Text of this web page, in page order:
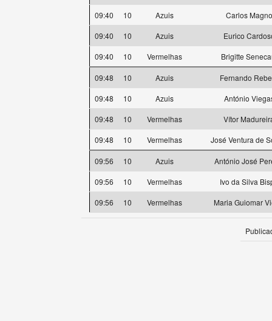
09:40
10 Azuis
Carlos Magno
09:40
10 Azuis
Eurico
09:40
10 Vermelhas Brigitte
09:48 10 Azuis
Fernando
09:48
10 Azuis
António
09:48
10 Vermelhas
Vítor
09:48
10 Vermelhas José Ventura de
09:56 10 Azuis
António José
09:56
10 Vermelhas
Ivo da Silva
09:56
10 Vermelhas Maria Guiomar